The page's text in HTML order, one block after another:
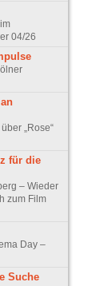
04/26
„Rose“
für die
– Wieder
zum Film
Day –
Suche